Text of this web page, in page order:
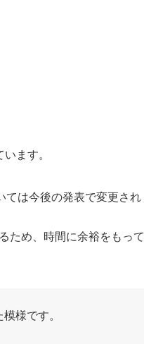
ます。
ては今後の発表で変更され
ため、時間に余裕をもって
様です。